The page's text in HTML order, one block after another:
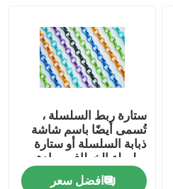
ستارة ربط السلسلة ،
تُسمى أيضًا باسم شاشة
ذبابة السلسلة أو ستارة
سلسلة الخطاف ، مادة
الألومنيوم المؤكسد
افضل سعر